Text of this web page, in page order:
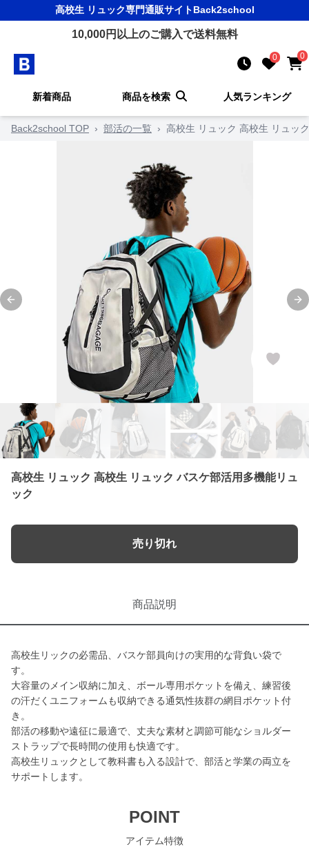
高校生 リュック専門通販サイトBack2school
10,000円以上のご購入で送料無料
0 0
新着商品 商品を検索 人気ランキング
Back2school TOP › 部活の一覧 › 高校生 リュック 高校生 リュッ
Previous slide
高校生 リュック 高校生 リュック バスケ部活用多機能リュ
ック
売り切れ
商品説明
高校生リックの必需品、バスケ部員向けの実用的な背負い袋で
す。
大容量のメイン収納に加え、ボール専用ポケットを備え、練習後
の汗だくユニフォームも収納できる通気性抜群の網目ポケット付
き。
部活の移動や遠征に最適で、丈夫な素材と調節可能なショルダー
ストラップで長時間の使用も快適です。
高校生リュックとして教科書も入る設計で、部活と学業の両立を
サポートします。
POINT
アイテム特徴